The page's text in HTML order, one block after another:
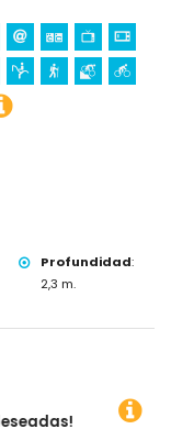
Profundidad:
2,3 m.